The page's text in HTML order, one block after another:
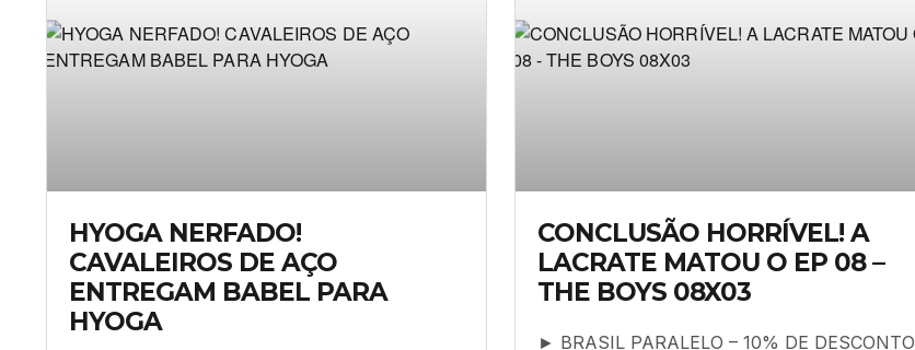
HYOGA NERFADO!
CAVALEIROS DE AÇO
ENTREGAM BABEL PARA
HYOGA
CONCLUSÃO HORRÍVEL! A
LACRATE MATOU O EP 08 –
THE BOYS 08X03
► BRASIL PARALELO – 10% DE DESCONTO